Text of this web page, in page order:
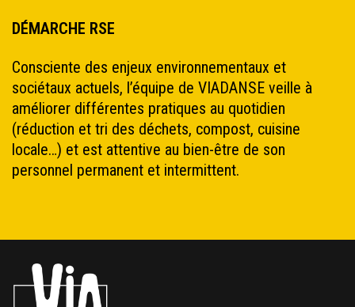
DÉMARCHE RSE
Consciente des enjeux environnementaux et
sociétaux actuels, l’équipe de VIADANSE veille à
améliorer différentes pratiques au quotidien
(réduction et tri des déchets, compost, cuisine
locale…) et est attentive au bien-être de son
personnel permanent et intermittent.